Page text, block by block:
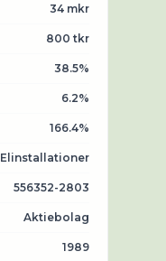
34 mkr
800 tkr
38.5%
6.2%
166.4%
Elinstallationer
556352-2803
Aktiebolag
1989